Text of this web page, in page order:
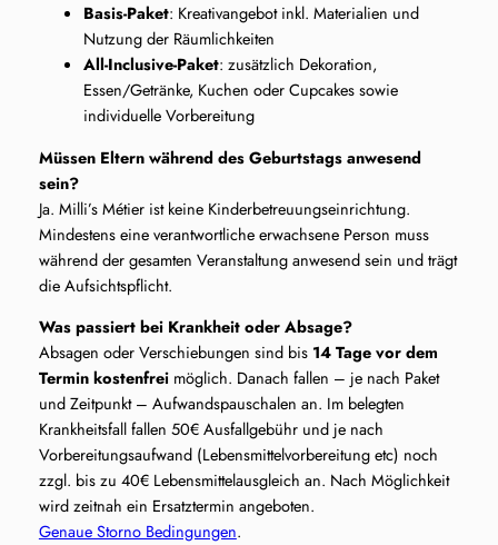
Basis-Paket: Kreativangebot inkl. Materialien und
Nutzung der Räumlichkeiten
All-Inclusive-Paket: zusätzlich Dekoration,
Essen/Getränke, Kuchen oder Cupcakes sowie
individuelle Vorbereitung
Müssen Eltern während des Geburtstags anwesend
sein?
Ja. Milli’s Métier ist keine Kinderbetreuungseinrichtung.
Mindestens eine verantwortliche erwachsene Person muss
während der gesamten Veranstaltung anwesend sein und trägt
die Aufsichtspflicht.
Was passiert bei Krankheit oder Absage?
Absagen oder Verschiebungen sind bis 14 Tage vor dem
Termin kostenfreimöglich. Danach fallen – je nach Paket
und Zeitpunkt – Aufwandspauschalen an. Im belegten
Krankheitsfall fallen 50€ Ausfallgebühr und je nach
Vorbereitungsaufwand (Lebensmittelvorbereitung etc) noch
zzgl. bis zu 40€ Lebensmittelausgleich an. Nach Möglichkeit
wird zeitnah ein Ersatztermin angeboten.
Genaue Storno Bedingungen.